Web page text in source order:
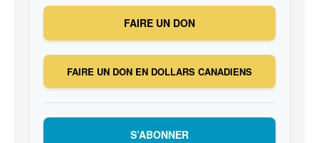
FAIRE UN DON
FAIRE UN DON EN DOLLARS CANADIENS
S’ABONNER